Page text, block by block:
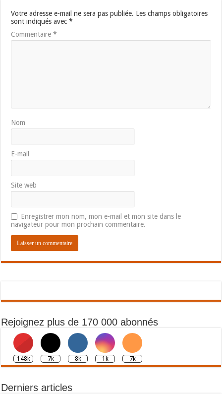
Votre adresse e-mail ne sera pas publiée. Les champs obligatoires
sont indiqués avec*
Commentaire*
Nom
E-mail
Site web
Enregistrer mon nom, mon e-mail et mon site dans le
navigateur pour mon prochain commentaire.
Rejoignez plus de 170 000 abonnés
148k 7k 8k 1k 7k
Derniers articles